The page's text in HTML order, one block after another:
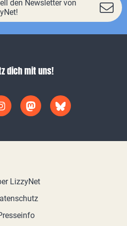
den Newsletter von
dich mit uns!
LizzyNet